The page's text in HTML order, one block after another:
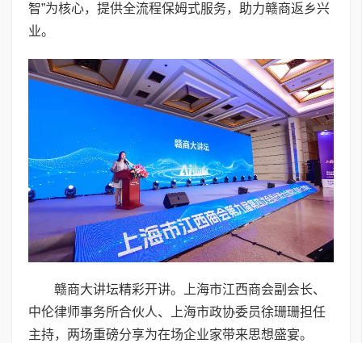
智”为核心，提供全流程保姆式服务，助力赣商返乡兴
业。
赣商大讲坛精彩开讲。上海市江西商会副会长、
中伦律师事务所合伙人、上海市政协委员徐珊珊担任
主持，两场重磅分享为在场企业家带来思想盛宴。